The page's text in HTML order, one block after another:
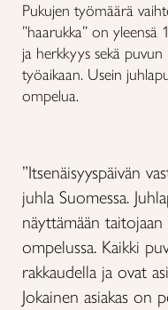
Pukujen työmäärä
”haarukka” on yleensä
ja herkkyys sekä
työaikaan. Usein
ompelua.
”Itsenäisyyspäivän
juhla Suomessa.
näyttämään
ompelussa. Kaikki
rakkaudella ja ovat
Jokainen asiakas on